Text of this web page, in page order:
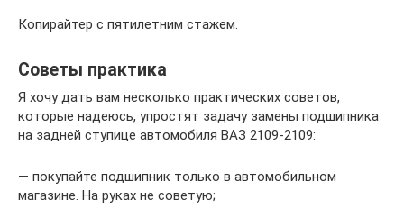
Копирайтер с пятилетним стажем.
Советы практика
Я хочу дать вам несколько практических советов,
которые надеюсь, упростят задачу замены подшипника
на задней ступице автомобиля ВАЗ 2109-2109:
— покупайте подшипник только в автомобильном
магазине. На руках не советую;